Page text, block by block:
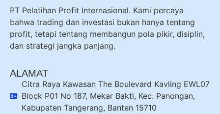
PT Pelatihan Profit Internasional. Kami percaya
bahwa trading dan investasi bukan hanya tentang
profit, tetapi tentang membangun pola pikir, disiplin,
dan strategi jangka panjang.
ALAMAT
Citra Raya Kawasan The Boulevard Kavling EWL07
Block P01 No 187, Mekar Bakti, Kec. Panongan,
Kabupaten Tangerang, Banten 15710